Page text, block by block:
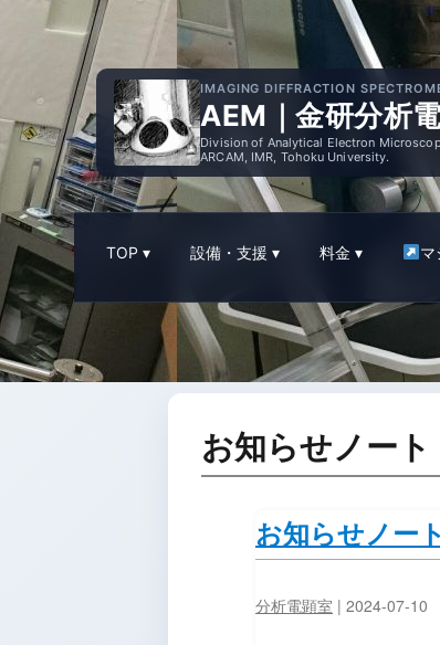
IMAGING DIFFRACTION
AEM｜金研分析
Division of Analytical Electron
ARCAM, IMR, Tohoku University.
TOP 設備・支援 料金 マ
お知らせノート
お知らせノー
分析電顕室 | 2024-07-10